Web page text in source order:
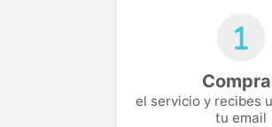
el servicio y recibes
tu email